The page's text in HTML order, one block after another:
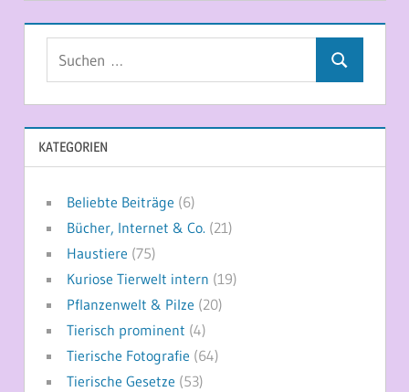
Suchen
KATEGORIEN
Beliebte Beiträge (6)
Bücher, Internet & Co. (21)
Haustiere (75)
Kuriose Tierwelt intern (19)
Pflanzenwelt & Pilze (20)
Tierisch prominent (4)
Tierische Fotografie (64)
Tierische Gesetze (53)